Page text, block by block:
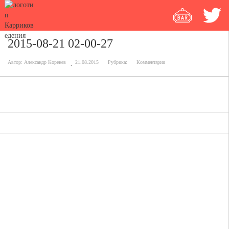
2015-08-21 02-00-27
Автор: Александр Коренев 21.08.2015 Рубрика: Комментарии